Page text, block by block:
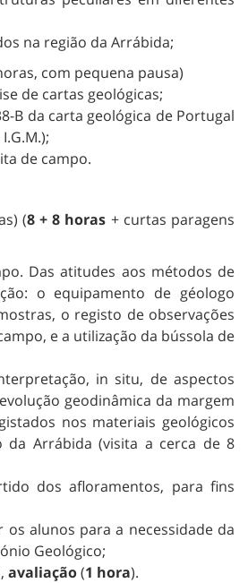
na região da Arrábida;
com pequena pausa)
de cartas geológicas;
B da carta geológica de Portugal
de campo.
(8 + 8 horas + curtas paragens
Das atitudes aos métodos de
o equipamento de géologo
o registo de observações
e a utilização da bússola de
in situ, de aspectos
geodinâmica da margem
nos materiais geológicos
da Arrábida (visita a cerca de 8
dos afloramentos, para fins
alunos para a necessidade da
Geológico;
avaliação(1 hora).